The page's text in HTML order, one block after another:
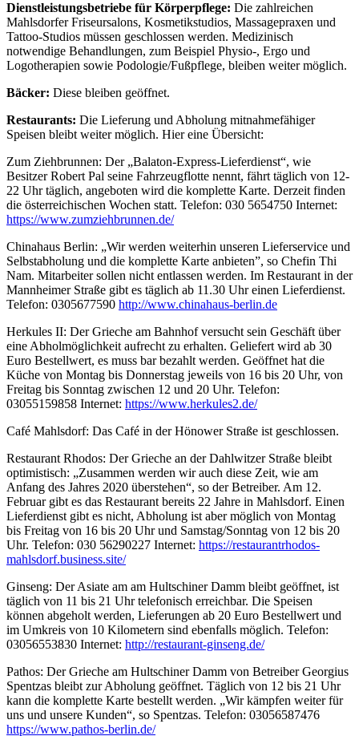
Dienstleistungsbetriebe für Körperpflege: Die zahlreichen
Mahlsdorfer Friseursalons, Kosmetikstudios, Massagepraxen und
Tattoo-Studios müssen geschlossen werden. Medizinisch
notwendige Behandlungen, zum Beispiel Physio-, Ergo und
Logotherapien sowie Podologie/Fußpflege, bleiben weiter möglich.
Bäcker: Diese bleiben geöffnet.
Restaurants: Die Lieferung und Abholung mitnahmefähiger
Speisen bleibt weiter möglich. Hier eine Übersicht:
Zum Ziehbrunnen: Der „Balaton-Express-Lieferdienst“, wie
Besitzer Robert Pal seine Fahrzeugflotte nennt, fährt täglich von 12-
22 Uhr täglich, angeboten wird die komplette Karte. Derzeit finden
die österreichischen Wochen statt. Telefon: 030 5654750 Internet:
https://www.zumziehbrunnen.de/
Chinahaus Berlin: „Wir werden weiterhin unseren Lieferservice und
Selbstabholung und die komplette Karte anbieten”, so Chefin Thi
Nam. Mitarbeiter sollen nicht entlassen werden. Im Restaurant in der
Mannheimer Straße gibt es täglich ab 11.30 Uhr einen Lieferdienst.
Telefon: 0305677590 http://www.chinahaus-berlin.de
Herkules II: Der Grieche am Bahnhof versucht sein Geschäft über
eine Abholmöglichkeit aufrecht zu erhalten. Geliefert wird ab 30
Euro Bestellwert, es muss bar bezahlt werden. Geöffnet hat die
Küche von Montag bis Donnerstag jeweils von 16 bis 20 Uhr, von
Freitag bis Sonntag zwischen 12 und 20 Uhr. Telefon:
03055159858 Internet: https://www.herkules2.de/
Café Mahlsdorf: Das Café in der Hönower Straße ist geschlossen.
Restaurant Rhodos: Der Grieche an der Dahlwitzer Straße bleibt
optimistisch: „Zusammen werden wir auch diese Zeit, wie am
Anfang des Jahres 2020 überstehen“, so der Betreiber. Am 12.
Februar gibt es das Restaurant bereits 22 Jahre in Mahlsdorf. Einen
Lieferdienst gibt es nicht, Abholung ist aber möglich von Montag
bis Freitag von 16 bis 20 Uhr und Samstag/Sonntag von 12 bis 20
Uhr. Telefon: 030 56290227 Internet: https://restaurantrhodos-
mahlsdorf.business.site/
Ginseng: Der Asiate am am Hultschiner Damm bleibt geöffnet, ist
täglich von 11 bis 21 Uhr telefonisch erreichbar. Die Speisen
können abgeholt werden, Lieferungen ab 20 Euro Bestellwert und
im Umkreis von 10 Kilometern sind ebenfalls möglich. Telefon:
03056553830 Internet: http://restaurant-ginseng.de/
Pathos: Der Grieche am Hultschiner Damm von Betreiber Georgius
Spentzas bleibt zur Abholung geöffnet. Täglich von 12 bis 21 Uhr
kann die komplette Karte bestellt werden. „Wir kämpfen weiter für
uns und unsere Kunden“, so Spentzas. Telefon: 03056587476
https://www.pathos-berlin.de/